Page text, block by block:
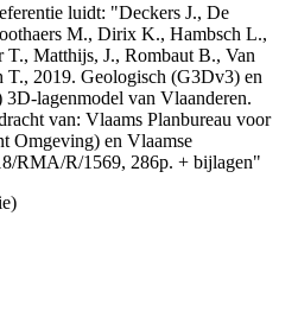
luidt: "Deckers J., De
M., Dirix K., Hambsch L.,
Matthijs, J., Rombaut B., Van
2019. Geologisch (G3Dv3) en
lagenmodel van Vlaanderen.
van: Vlaams Planbureau voor
Omgeving) en Vlaamse
RMA/R/1569, 286p. + bijlagen"